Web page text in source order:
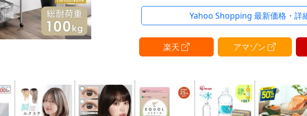
・移動やお掃除楽々！キャスター付
・収納物に合わせて棚板の高さ調節OK
・熱・傷・汚れに強いメラミン化粧板
167cm）
フレーム厚：2cm
Yahoo Shopping 最新価格・詳
楽天 アマゾン